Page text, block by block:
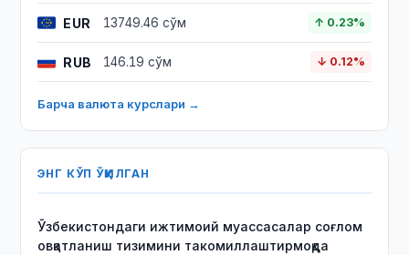
EUR 13749.46 сўм ↑ 0.23%
RUB 146.19 сўм ↓ 0.12%
Барча валюта курслари →
ЭНГ КЎП ЎҚИЛГАН
Ўзбекистондаги ижтимоий муассасалар соғлом
овқатланиш тизимини такомиллаштирмоқда